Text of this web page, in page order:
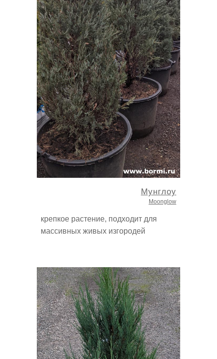
Мунглоу
Moonglow
крепкое растение, подходит для
массивных живых изгородей